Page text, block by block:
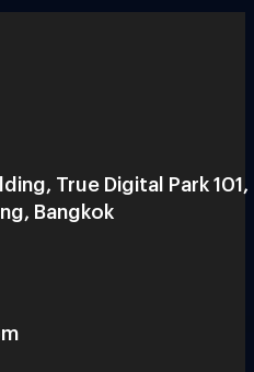
True Digital Park 101,
Bangkok